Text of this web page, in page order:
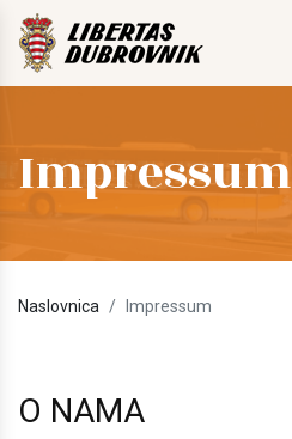
Impressum
Naslovnica Impressum
O NAMA